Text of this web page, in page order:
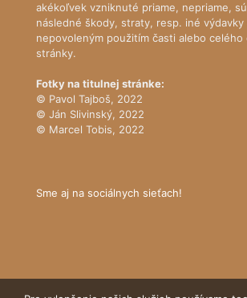
akékoľvek vzniknuté priame, nepriame,
následné škody, straty, resp. iné výdavky
nepovoleným použitím časti alebo
stránky.
Fotky na titulnej stránke:
© Pavol Tajboš, 2022
© Ján Slivinský, 2022
© Marcel Tobis, 2022
Sme aj na sociálnych sieťach!